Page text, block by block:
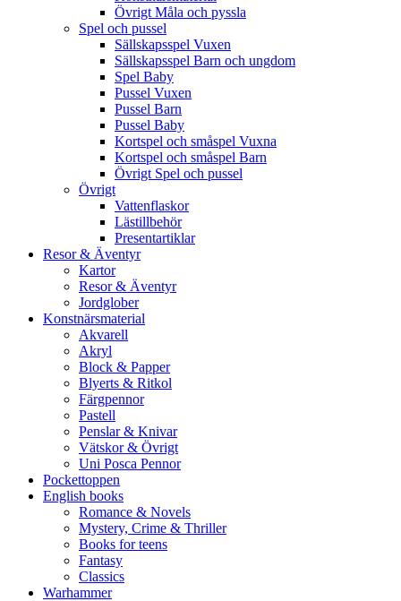
Övrigt Måla och pyssla
Spel och pussel
Sällskapsspel Vuxen
Sällskapsspel Barn och ungdom
Spel Baby
Pussel Vuxen
Pussel Barn
Pussel Baby
Kortspel och småspel Vuxna
Kortspel och småspel Barn
Övrigt Spel och pussel
Övrigt
Vattenflaskor
Lästillbehör
Presentartiklar
Resor & Äventyr
Kartor
Resor & Äventyr
Jordglober
Konstnärsmaterial
Akvarell
Akryl
Block & Papper
Blyerts & Ritkol
Färgpennor
Pastell
Penslar & Knivar
Vätskor & Övrigt
Uni Posca Pennor
Pockettoppen
English books
Romance & Novels
Mystery, Crime & Thriller
Books for teens
Fantasy
Classics
Warhammer